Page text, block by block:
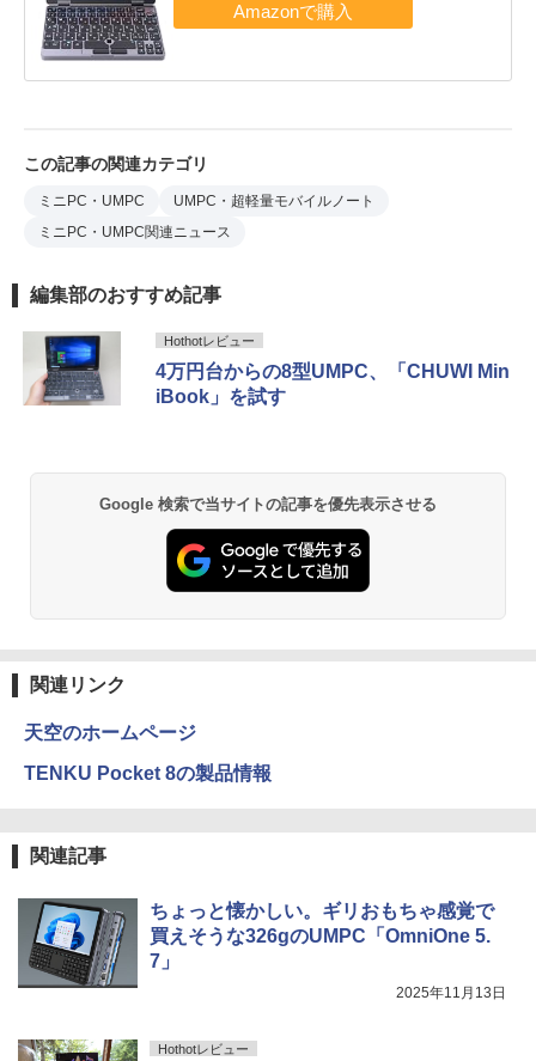
この記事の関連カテゴリ
ミニPC・UMPC
UMPC・超軽量モバイルノート
ミニPC・UMPC関連ニュース
編集部のおすすめ記事
Hothotレビュー
4万円台からの8型UMPC、「CHUWI Min
iBook」を試す
Google 検索で当サイトの記事を優先表示させる
関連リンク
天空のホームページ
TENKU Pocket 8の製品情報
関連記事
ちょっと懐かしい。ギリおもちゃ感覚で
買えそうな326gのUMPC「OmniOne 5.
7」
2025年11月13日
Hothotレビュー